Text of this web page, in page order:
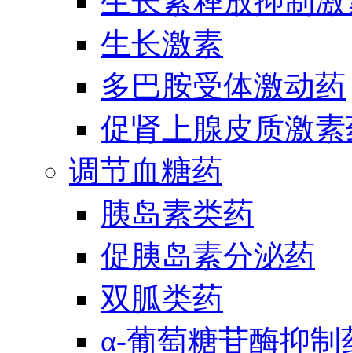
生长激素
多巴胺受体激动药
促肾上腺皮质激
调节血糖药
胰岛素类药
促胰岛素分泌药
双胍类药
α-葡萄糖苷酶抑制